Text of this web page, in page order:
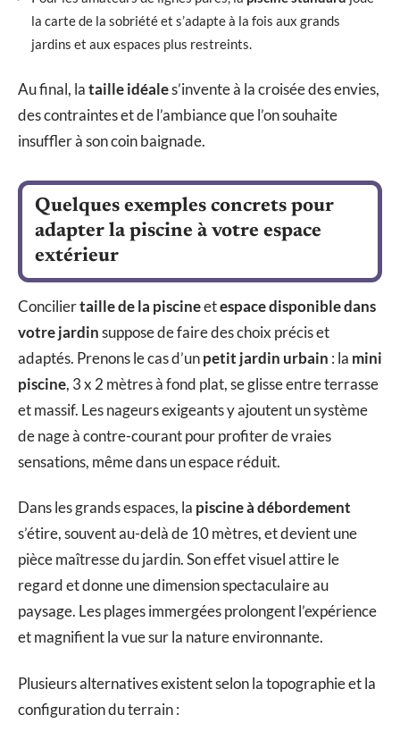
la carte de la sobriété et s’adapte à la fois aux grands
jardins et aux espaces plus restreints.
Au final, lataille idéales’invente à la croisée des envies,
des contraintes et de l’ambiance que l’on souhaite
insuffler à son coin baignade.
Quelques exemples concrets pour
adapter la piscine à votre espace
extérieur
Conciliertaille de la piscineetespace disponible dans
votre jardinsuppose de faire des choix précis et
adaptés. Prenons le cas d’unpetit jardin urbain : la mini
piscine, 3 x 2 mètres à fond plat, se glisse entre terrasse
et massif. Les nageurs exigeants y ajoutent un système
de nage à contre-courant pour profiter de vraies
sensations, même dans un espace réduit.
Dans les grands espaces, la piscine à débordement
s’étire, souvent au-delà de 10 mètres, et devient une
pièce maîtresse du jardin. Son effet visuel attire le
regard et donne une dimension spectaculaire au
paysage. Les plages immergées prolongent l’expérience
et magnifient la vue sur la nature environnante.
Plusieurs alternatives existent selon la topographie et la
configuration du terrain :